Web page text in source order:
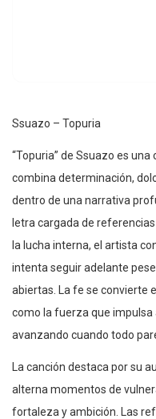
Ssuazo – Topuria
“Topuria” de Ssuazo es
combina determinación,
dentro de una narrativa
letra cargada de
la lucha interna, el artista
intenta seguir adelante
abiertas. La fe se convierte
como la fuerza que
avanzando cuando todo
La canción destaca por su
alterna momentos de
fortaleza y ambición. Las